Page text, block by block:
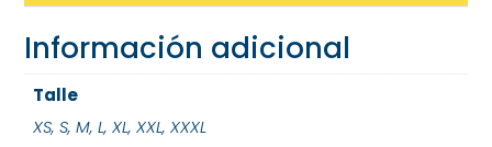
Información adicional
Talle
XS, S, M, L, XL, XXL, XXXL